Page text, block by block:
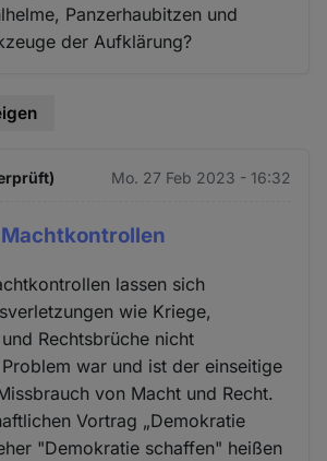
Panzerhaubitzen und
der Aufklärung?
Mo. 27 Feb 2023 - 16:32
lassen sich
wie Kriege,
Rechtsbrüche nicht
war und ist der einseitige
von Macht und Recht.
Vortrag „Demokratie
"Demokratie schaffen" heißen